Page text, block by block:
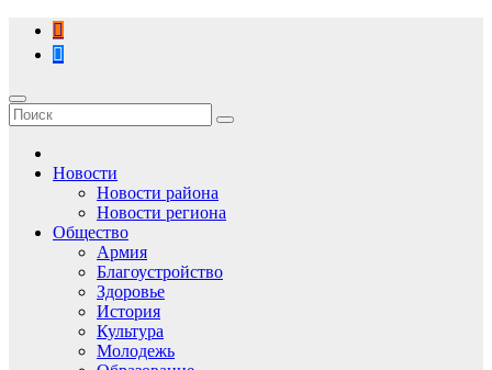
Перейти
содержимому
Новости
Новости района
Новости региона
Общество
Армия
Благоустройство
Здоровье
История
Культура
Молодежь